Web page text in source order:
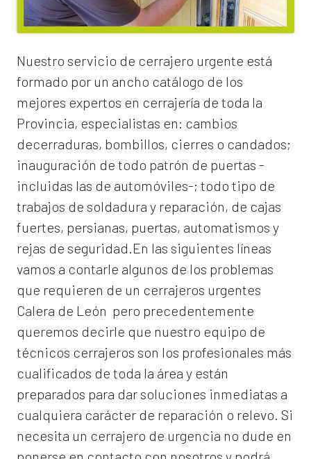
Nuestro servicio de cerrajero urgente está
formado por un ancho catálogo de los
mejores expertos en cerrajería de toda la
Provincia, especialistas en: cambios
decerraduras, bombillos, cierres o candados;
inauguración de todo patrón de puertas -
incluidas las de automóviles-; todo tipo de
trabajos de soldadura y reparación, de cajas
fuertes, persianas, puertas, automatismos y
rejas de seguridad.En las siguientes líneas
vamos a contarle algunos de los problemas
que requieren de un cerrajeros urgentes
Calera de León pero precedentemente
queremos decirle que nuestro equipo de
técnicos cerrajeros son los profesionales más
cualificados de toda la área y están
preparados para dar soluciones inmediatas a
cualquiera carácter de reparación o relevo. Si
necesita un cerrajero de urgencia no dude en